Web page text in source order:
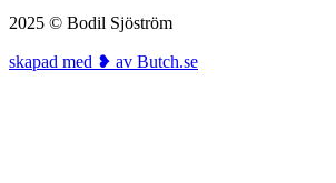
2025 © Bodil Sjöström
skapad med ❥ av Butch.se